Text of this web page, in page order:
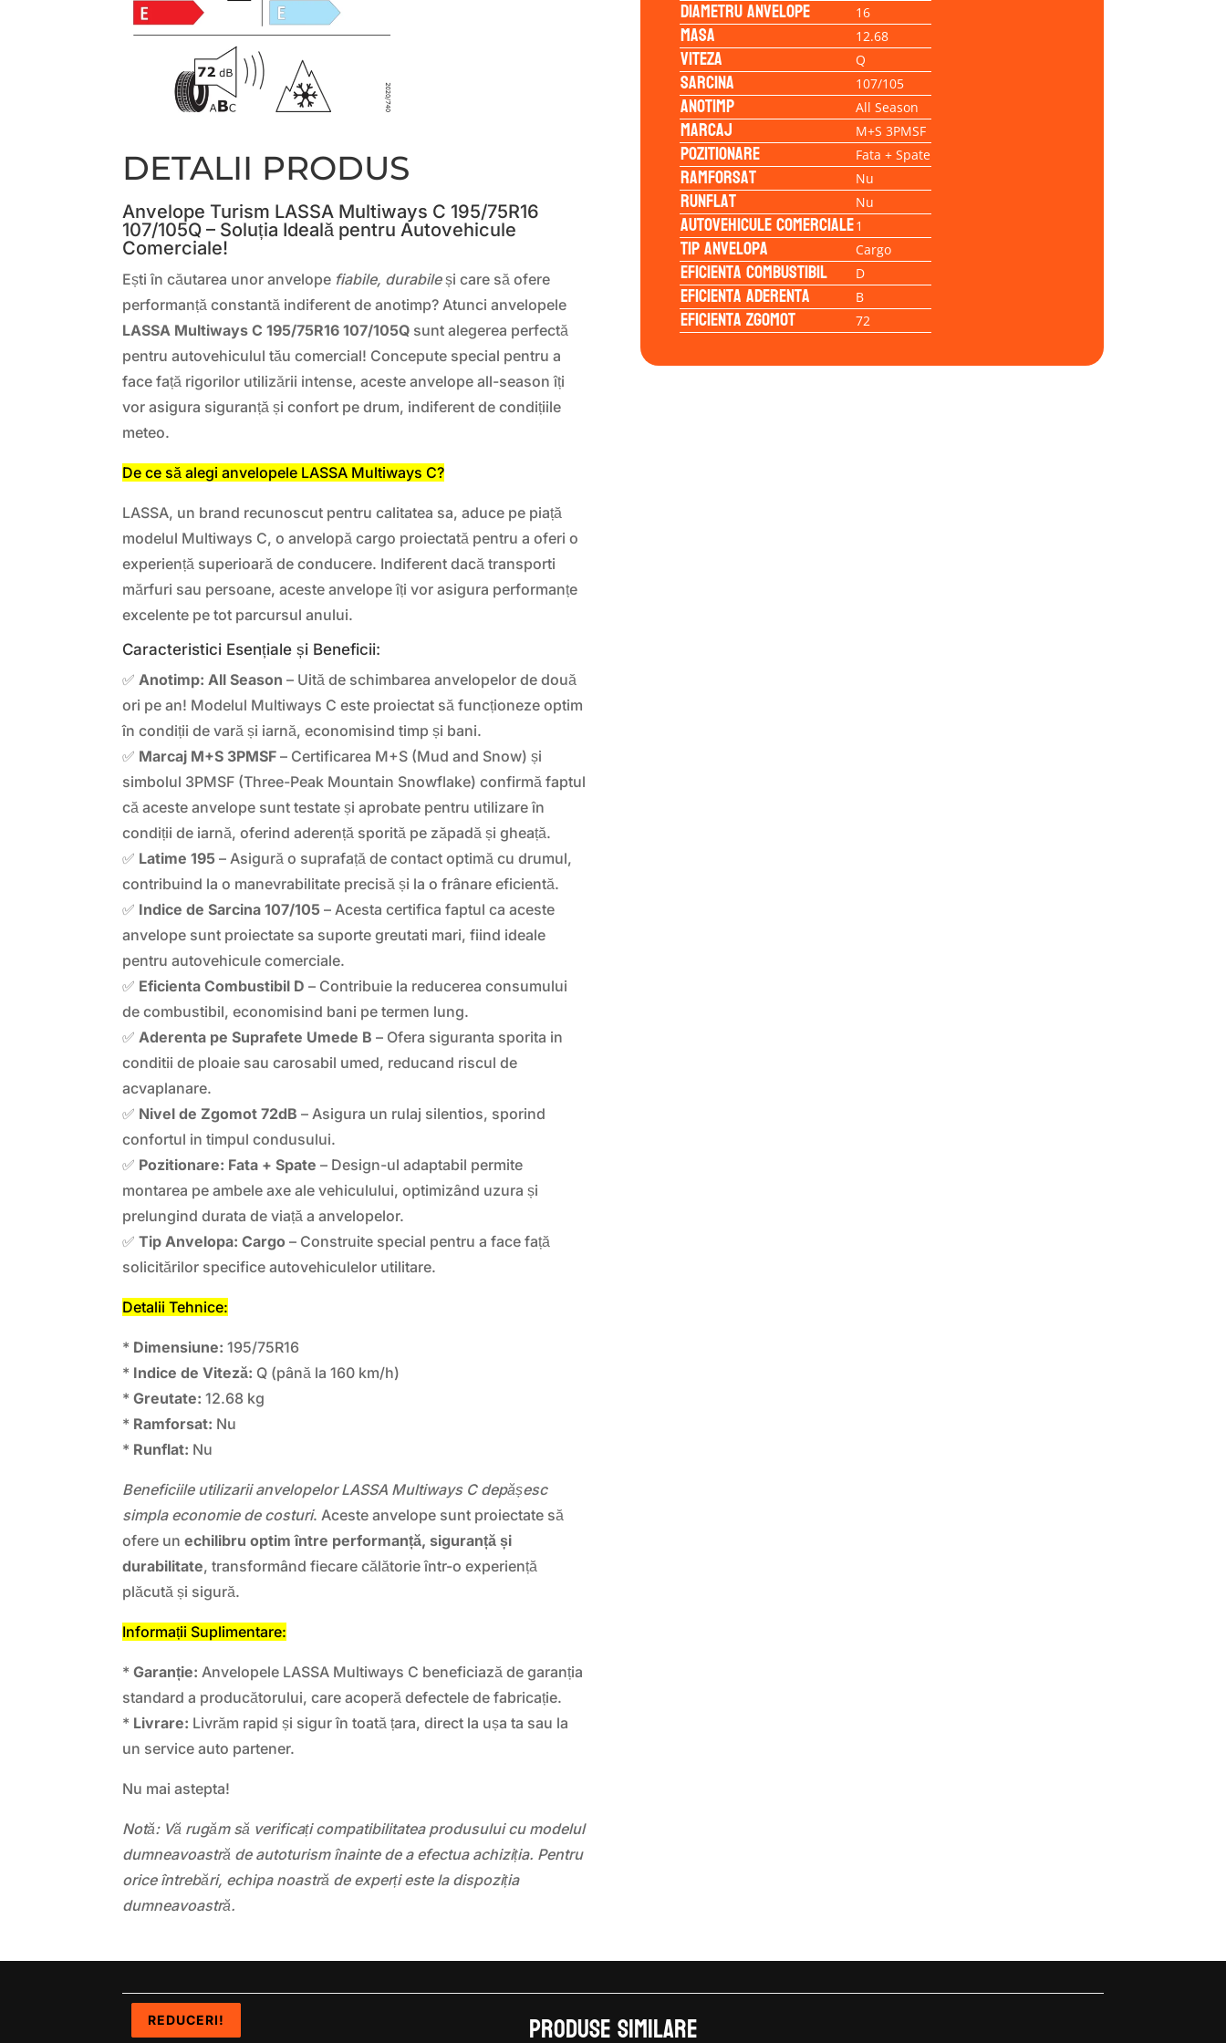
DETALII PRODUS
Anvelope Turism LASSA Multiways C 195/75R16
107/105Q – Soluția Ideală pentru Autovehicule
Comerciale!
Ești în căutarea unor anvelope fiabile, durabileși care să ofere
performanță constantă indiferent de anotimp? Atunci anvelopele
LASSA Multiways C 195/75R16 107/105Q sunt alegerea perfectă
pentru autovehiculul tău comercial! Concepute special pentru a
face față rigorilor utilizării intense, aceste anvelope all-season îți
vor asigura siguranță și confort pe drum, indiferent de condițiile
meteo.
De ce să alegi anvelopele LASSA Multiways C?
LASSA, un brand recunoscut pentru calitatea sa, aduce pe piață
modelul Multiways C, o anvelopă cargo proiectată pentru a oferi o
experiență superioară de conducere. Indiferent dacă transporti
mărfuri sau persoane, aceste anvelope îți vor asigura performanțe
excelente pe tot parcursul anului.
Caracteristici Esențiale și Beneficii:
✅ Anotimp: All Season – Uită de schimbarea anvelopelor de două
ori pe an! Modelul Multiways C este proiectat să funcționeze optim
în condiții de vară și iarnă, economisind timp și bani.
✅ Marcaj M+S 3PMSF – Certificarea M+S (Mud and Snow) și
simbolul 3PMSF (Three-Peak Mountain Snowflake) confirmă faptul
că aceste anvelope sunt testate și aprobate pentru utilizare în
condiții de iarnă, oferind aderență sporită pe zăpadă și gheață.
✅ Latime 195 – Asigură o suprafață de contact optimă cu drumul,
contribuind la o manevrabilitate precisă și la o frânare eficientă.
✅ Indice de Sarcina 107/105 – Acesta certifica faptul ca aceste
anvelope sunt proiectate sa suporte greutati mari, fiind ideale
pentru autovehicule comerciale.
✅ Eficienta Combustibil D – Contribuie la reducerea consumului
de combustibil, economisind bani pe termen lung.
✅ Aderenta pe Suprafete Umede B – Ofera siguranta sporita in
conditii de ploaie sau carosabil umed, reducand riscul de
acvaplanare.
✅ Nivel de Zgomot 72dB – Asigura un rulaj silentios, sporind
confortul in timpul condusului.
✅ Pozitionare: Fata + Spate – Design-ul adaptabil permite
montarea pe ambele axe ale vehiculului, optimizând uzura și
prelungind durata de viață a anvelopelor.
✅Tip Anvelopa: Cargo – Construite special pentru a face față
solicitărilor specifice autovehiculelor utilitare.
Detalii Tehnice:
* Dimensiune: 195/75R16
* Indice de Viteză: Q (până la 160 km/h)
*Greutate: 12.68 kg
* Ramforsat: Nu
* Runflat: Nu
Beneficiile utilizarii anvelopelor LASSA Multiways C depășesc
simpla economie de costuri. Aceste anvelope sunt proiectate să
ofere unechilibru optim între performanță, siguranță și
durabilitate, transformând fiecare călătorie într-o experiență
plăcută și sigură.
Informații Suplimentare:
*Garanție: Anvelopele LASSA Multiways C beneficiază de garanția
standard a producătorului, care acoperă defectele de fabricație.
* Livrare: Livrăm rapid și sigur în toată țara, direct la ușa ta sau la
un service auto partener.
Nu mai astepta!
Notă: Vă rugăm să verificați compatibilitatea produsului cu modelul
dumneavoastră de autoturism înainte de a efectua achiziția. Pentru
orice întrebări, echipa noastră de experți este la dispoziția
dumneavoastră.
Diametru anvelope 16
Masa 12.68
Viteza Q
Sarcina 107/105
Anotimp All Season
Marcaj M+S 3PMSF
Pozitionare Fata + Spate
Ramforsat Nu
Runflat Nu
Autovehicule comerciale1
Tip anvelopa Cargo
Eficienta Combustibil D
Eficienta Aderenta B
Eficienta Zgomot 72
Produse similare
REDUCERI!
REDUCERI!
REDUCERI!
REDUCERI!